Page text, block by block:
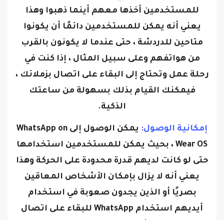
للمستخدمين أخذها معهم أينما ذهبوا وهذا
يعني أنه يمكن للمستخدمين دائمًا أن يكونوا
متاحين للدردشة ، حتى عندما لا يكونون بالقرب
من هواتفهم وعلى سبيل المثال ، إذا كنت في
رحلة عمل وتحتاج إلى البقاء على اتصال بزملائك ،
فيمكنك القيام بذلك بسهولة من ساعتك
الذكية.
إمكانية الوصول:
يمكن الوصول إلى WhatsApp on
Wear OS ، بحيث يمكن للمستخدمين استخدامها
حتى لو كانت لديهم قدرة محدودة على الحركة وهذا
يعني أنه لا يزال بإمكان الأشخاص المعاقين
بصريًا أو الذين يجدون صعوبة في استخدام
أيديهم استخدام WhatsApp للبقاء على اتصال